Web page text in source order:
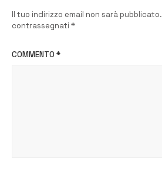
Il tuo indirizzo email non sarà pubblicato.
contrassegnati *
COMMENTO *